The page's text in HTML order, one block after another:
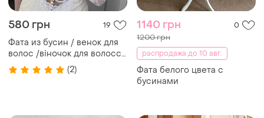
580 грн 19
Фата из бусин / венок для
волос /віночок для волосся
/весільний віночок
(2)
1140 грн 0
1200 грн
распродажа до 10 авг.
Фата белого цвета с
бусинами